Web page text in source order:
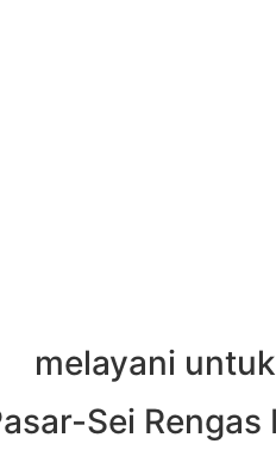
melayani
Sei